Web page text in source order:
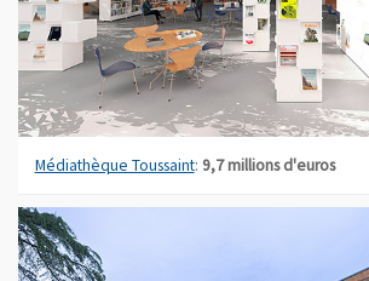
Médiathèque Toussaint: 9,7 millions d'euros